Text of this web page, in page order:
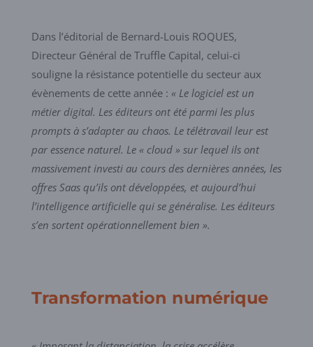
Dans l’éditorial de Bernard-Louis ROQUES,
Directeur Général de Truffle Capital, celui-ci
souligne la résistance potentielle du secteur aux
évènements de cette année : « Le logiciel est un
métier digital. Les éditeurs ont été parmi les plus
prompts à s’adapter au chaos. Le télétravail leur est
par essence naturel. Le « cloud » sur lequel ils ont
massivement investi au cours des dernières années, les
offres Saas qu’ils ont développées, et aujourd’hui
l’intelligence artificielle qui se généralise. Les éditeurs
s’en sortent opérationnellement bien ».
Transformation numérique